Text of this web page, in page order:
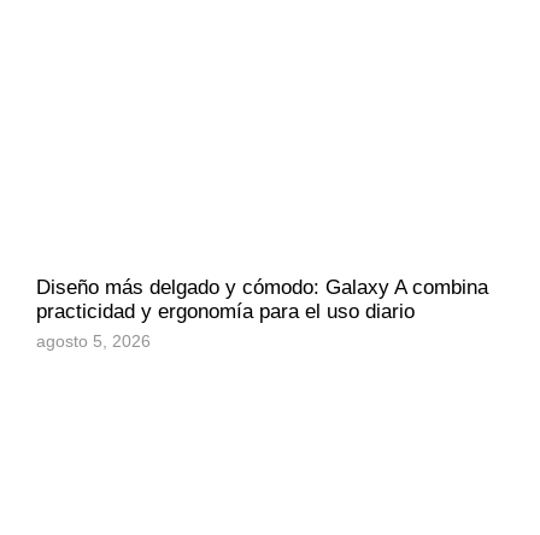
Diseño más delgado y cómodo: Galaxy A combina
practicidad y ergonomía para el uso diario
agosto 5, 2026